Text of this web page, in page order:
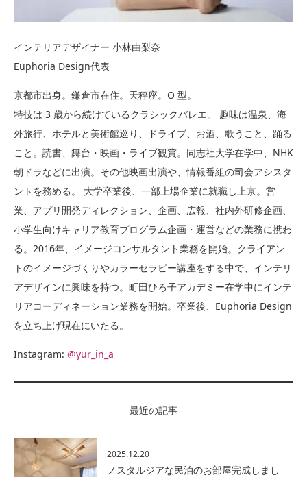
インテリアデザイナー 小林由梨奈
Euphoria Design代表
京都市出身。鎌倉市在住。天秤座。O 型。
特技は 3 歳から続けているクラシックバレエ。 趣味は温泉、海
外旅行、ホテルと美術館巡り、ドライブ、お酒、歌うこと、踊る
こと。読書、舞台・映画・ライブ観賞。同志社大学在学中、NHK
朝ドラなどに出演。その他映画出演や、情報番組の司会アシスタ
ントを務める。 大学卒業後、一部上場企業に就職し上京。営
業、アプリ開発ディレクション、企画、広報、社内外研修企画、
小学生向けキャリア教育プログラム企画・運営などの業務に携わ
る。2016年、イメージコンサルタント業務を開始。クライアン
トのイメージづくりやカラーセラピー講座をする中で、インテリ
アデザインに興味を持つ。町田ひろ子アカデミー在学中にインテ
リアコーディネーション業務を開始。卒業後、Euphoria Design
を立ち上げ現在にいたる。
Instagram: @yur_in_a
最近の記事
2025.12.20
ノスタルジアな民泊のお部屋完成しまし